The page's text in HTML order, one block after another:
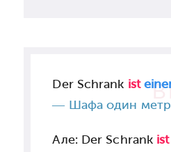
Der Schrank ist
— Шафа один метр
Але: Der Schrank ist